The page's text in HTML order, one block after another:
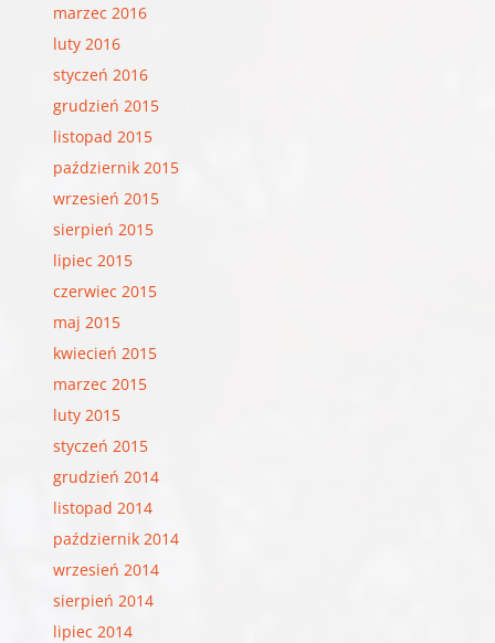
marzec 2016
luty 2016
styczeń 2016
grudzień 2015
listopad 2015
październik 2015
wrzesień 2015
sierpień 2015
lipiec 2015
czerwiec 2015
maj 2015
kwiecień 2015
marzec 2015
luty 2015
styczeń 2015
grudzień 2014
listopad 2014
październik 2014
wrzesień 2014
sierpień 2014
lipiec 2014